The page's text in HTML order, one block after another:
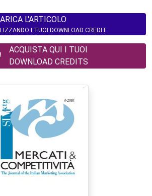
L'ARTICOLO
I TUOI DOWNLOAD CREDIT
ACQUISTA QUI I TUOI
DOWNLOAD CREDITS